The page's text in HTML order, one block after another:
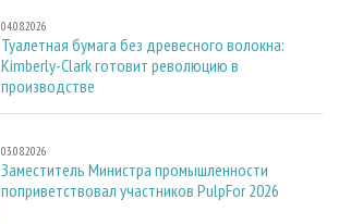
04.08.2026
Туалетная бумага без древесного волокна:
Kimberly-Clark готовит революцию в
производстве
03.08.2026
Заместитель Министра промышленности
поприветствовал участников PulpFor 2026